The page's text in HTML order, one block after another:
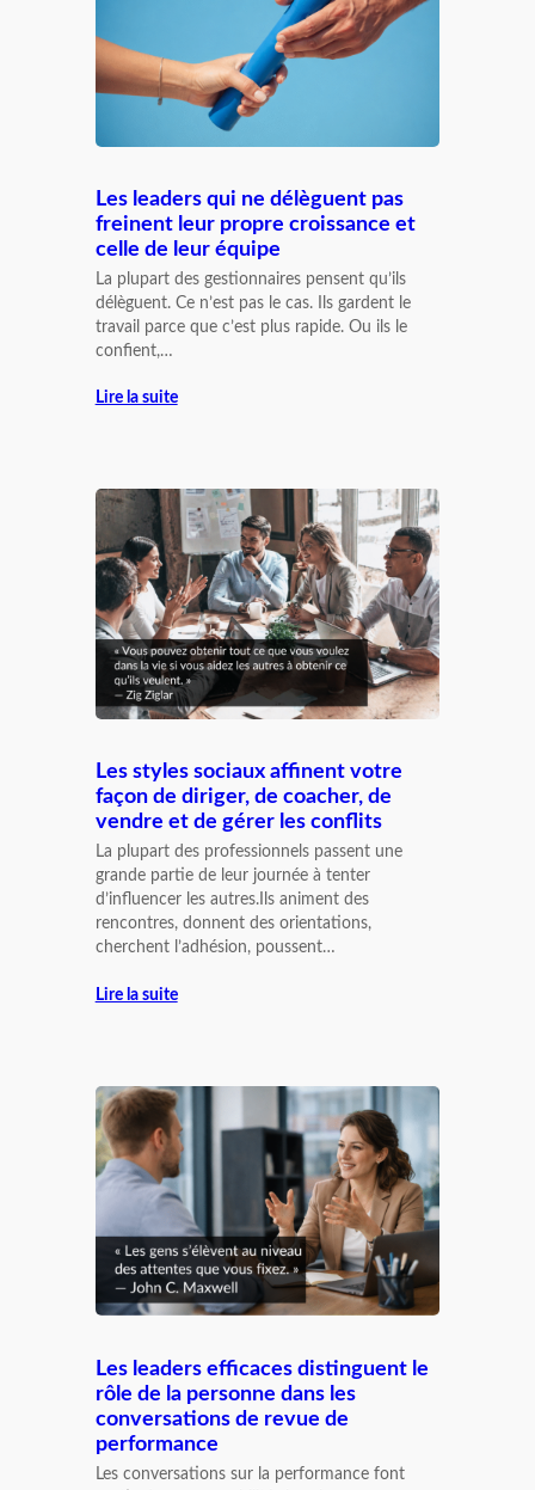
Les leaders qui ne délèguent pas
freinent leur propre croissance et
celle de leur équipe
La plupart des gestionnaires pensent qu’ils
délèguent. Ce n’est pas le cas. Ils gardent le
travail parce que c’est plus rapide. Ou ils le
confient,…
Lire la suite
Les styles sociaux affinent votre
façon de diriger, de coacher, de
vendre et de gérer les conflits
La plupart des professionnels passent une
grande partie de leur journée à tenter
d’influencer les autres.Ils animent des
rencontres, donnent des orientations,
cherchent l’adhésion, poussent…
Lire la suite
Les leaders efficaces distinguent le
rôle de la personne dans les
conversations de revue de
performance
Les conversations sur la performance font